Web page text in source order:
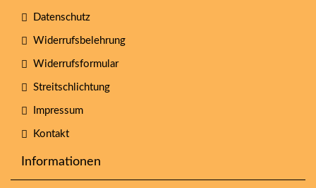
Datenschutz
Widerrufsbelehrung
Widerrufsformular
Streitschlichtung
Impressum
Kontakt
Informationen